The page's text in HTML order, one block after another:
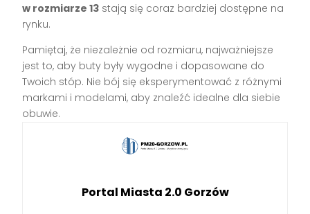
w rozmiarze 13 stają się coraz bardziej dostępne na
rynku.
Pamiętaj, że niezależnie od rozmiaru, najważniejsze
jest to, aby buty były wygodne i dopasowane do
Twoich stóp. Nie bój się eksperymentować z różnymi
markami i modelami, aby znaleźć idealne dla siebie
obuwie.
Portal Miasta 2.0 Gorzów